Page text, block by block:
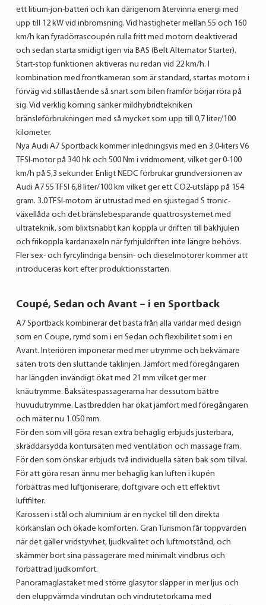
ett litium-jon-batteri och kan därigenom återvinna energi med
upp till 12 kW vid inbromsning. Vid hastigheter mellan 55 och 160
km/h kan fyradörrascoupén rulla fritt med motorn deaktiverad
och sedan starta smidigt igen via BAS (Belt Alternator Starter).
Start-stop funktionen aktiveras nu redan vid 22 km/h. I
kombination med frontkameran som är standard, startas motorn i
förväg vid stillastående så snart som bilen framför börjar röra på
sig. Vid verklig körning sänker mildhybridtekniken
bränsleförbrukningen med så mycket som upp till 0,7 liter/100
kilometer.
Nya Audi A7 Sportback kommer inledningsvis med en 3.0-liters V6
TFSI-motor på 340 hk och 500 Nm i vridmoment, vilket ger 0-100
km/h på 5,3 sekunder. Enligt NEDC förbrukar grundversionen av
Audi A7 55 TFSI 6,8 liter/100 km vilket ger ett CO2-utsläpp på 154
gram. 3.0 TFSI-motorn är utrustad med en sjustegad S tronic-
växellåda och det bränslebesparande quattrosystemet med
ultrateknik, som blixtsnabbt kan koppla ur driften till bakhjulen
och frikoppla kardanaxeln när fyrhjuldriften inte längre behövs.
Fler sex- och fyrcylindriga bensin- och dieselmotorer kommer att
introduceras kort efter produktionsstarten.
Coupé, Sedan och Avant – i en Sportback
A7 Sportback kombinerar det bästa från alla världar med design
som en Coupe, rymd som i en Sedan och flexibilitet som i en
Avant. Interiören imponerar med mer utrymme och bekvämare
säten trots den sluttande taklinjen. Jämfört med föregångaren
har längden invändigt ökat med 21 mm vilket ger mer
knäutrymme. Baksätespassagerarna har dessutom bättre
huvudutrymme. Lastbredden har ökat jämfört med föregångaren
och mäter nu 1.050 mm.
För den som vill göra resan extra behaglig erbjuds justerbara,
skräddarsydda kontursäten med ventilation och massage fram.
För den som önskar erbjuds två individuella säten bak som tillval.
För att göra resan ännu mer behaglig kan luften i kupén
förbättras med luftjoniserare, doftgivare och ett effektivt
luftfilter.
Karossen i stål och aluminium är en nyckel till den direkta
körkänslan och ökade komforten. Gran Turismon får toppvärden
när det gäller vridstyvhet, ljudkvalitet och luftmotstånd, och
skämmer bort sina passagerare med minimalt vindbrus och
förbättrad ljudkomfort.
Panoramaglastaket med större glasytor släpper in mer ljus och
den eluppvärmda vindrutan och vindrutetorkarna med